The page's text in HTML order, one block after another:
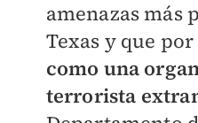
amenazas más
Texas y que
como una
terrorista